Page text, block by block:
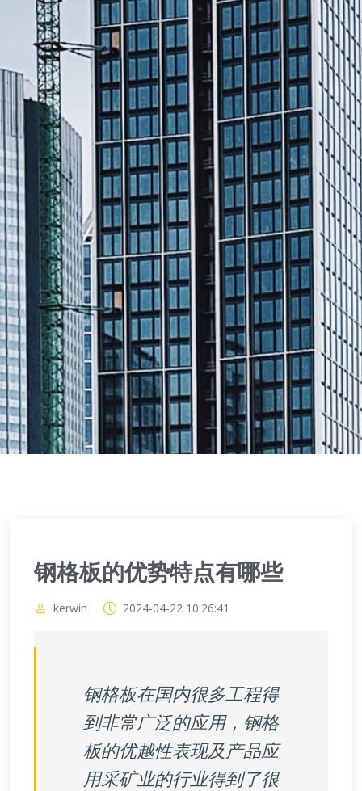
钢格板的优势特点有哪些
kerwin 2024-04-22 10:26:41
钢格板在国内很多工程得
到非常广泛的应用，钢格
板的优越性表现及产品应
用采矿业的行业得到了很